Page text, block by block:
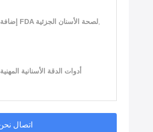
إضافة FDA لصحة الأسنان الجزئية
أدوات الدقة الأسنانية المهنية
اتصال نحن